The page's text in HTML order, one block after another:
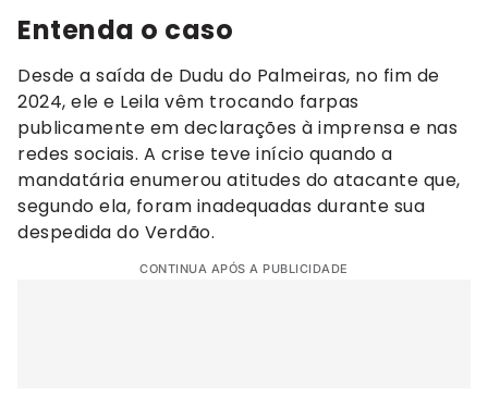
Entenda o caso
Desde a saída de Dudu do Palmeiras, no fim de
2024, ele e Leila vêm trocando farpas
publicamente em declarações à imprensa e nas
redes sociais. A crise teve início quando a
mandatária enumerou atitudes do atacante que,
segundo ela, foram inadequadas durante sua
despedida do Verdão.
CONTINUA APÓS A PUBLICIDADE